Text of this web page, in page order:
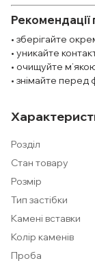
• зберігайте
• уникайте
• очищуйте
• знімайте перед
Розділ
Стан товару
Розмір
Тип застібки
Камені вставки
Колір каменів
Проба